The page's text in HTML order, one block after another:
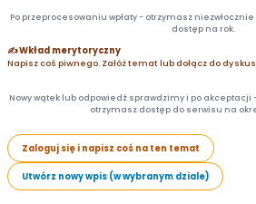
Po przeprocesowaniu wpłaty - otrzymasz niezwłocznie
dostęp na rok.
✍️ Wkład merytoryczny
Napisz coś piwnego. Załóż temat lub dołącz do
Nowy wątek lub odpowiedź sprawdzimy i po
otrzymasz dostęp do serwisu na
Zaloguj się i napisz coś na ten temat
Utwórz nowy wpis (w wybranym dziale)